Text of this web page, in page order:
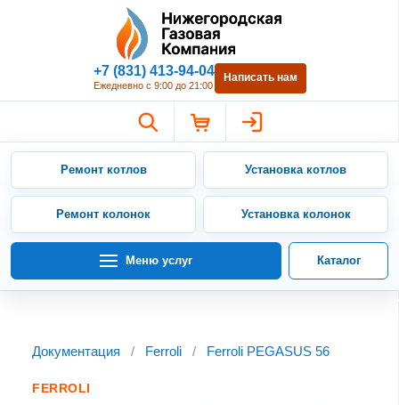
Нижегородская Газовая
+7 (831) 413-94-04
Ежедневно с 9:00 до 21:00
Написать нам
Ремонт котлов Установка котлов
Ремонт колонок Установка колонок
Меню услуг Каталог
Документация / Ferroli / Ferroli PEGASUS 56
FERROLI